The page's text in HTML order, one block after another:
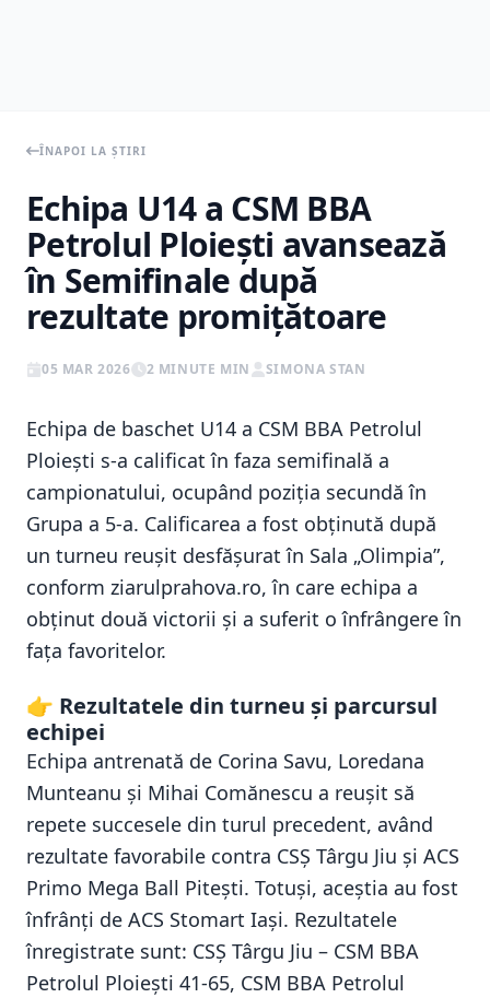
ÎNAPOI LA ȘTIRI
Echipa U14 a CSM BBA
Petrolul Ploieşti avansează
în Semifinale după
rezultate promiţătoare
05 MAR 2026 2 MINUTE MIN SIMONA STAN
Echipa de baschet U14 a CSM BBA Petrolul
Ploieşti s-a calificat în faza semifinală a
campionatului, ocupând poziţia secundă în
Grupa a 5-a. Calificarea a fost obţinută după
un turneu reuşit desfăşurat în Sala „Olimpia”,
conform ziarulprahova.ro, în care echipa a
obţinut două victorii și a suferit o înfrângere în
fața favoritelor.
👉 Rezultatele din turneu și parcursul
echipei
Echipa antrenată de Corina Savu, Loredana
Munteanu şi Mihai Comănescu a reușit să
repete succesele din turul precedent, având
rezultate favorabile contra CSŞ Târgu Jiu şi ACS
Primo Mega Ball Piteşti. Totuşi, aceştia au fost
înfrânți de ACS Stomart Iaşi. Rezultatele
înregistrate sunt: CSŞ Târgu Jiu – CSM BBA
Petrolul Ploieşti 41-65, CSM BBA Petrolul